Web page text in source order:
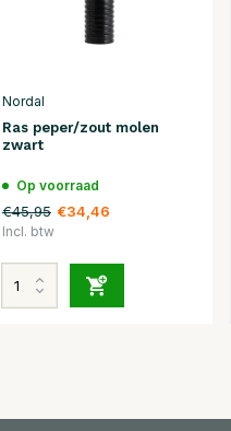
Nordal
Ras peper/zout molen
zwart
Op voorraad
€45,95 €34,46
Incl. btw